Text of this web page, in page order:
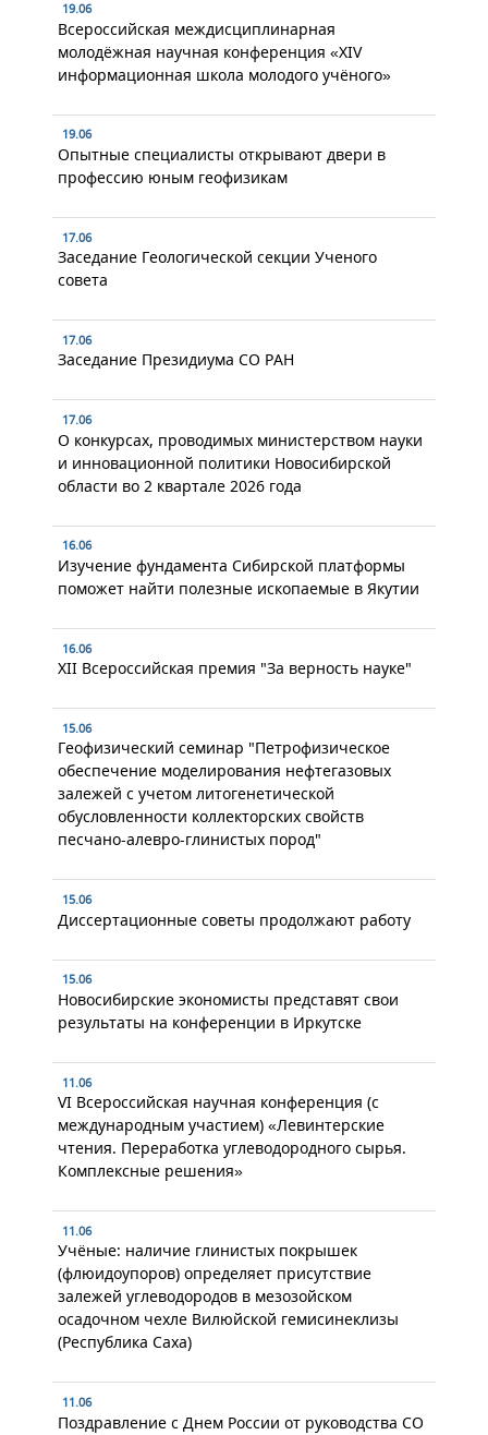
19.06
Всероссийская междисциплинарная
молодёжная научная конференция «XIV
информационная школа молодого учёного»
19.06
Опытные специалисты открывают двери в
профессию юным геофизикам
17.06
Заседание Геологической секции Ученого
совета
17.06
Заседание Президиума СО РАН
17.06
О конкурсах, проводимых министерством науки
и инновационной политики Новосибирской
области во 2 квартале 2026 года
16.06
Изучение фундамента Сибирской платформы
поможет найти полезные ископаемые в Якутии
16.06
XII Всероссийская премия "За верность науке"
15.06
Геофизический семинар "Петрофизическое
обеспечение моделирования нефтегазовых
залежей с учетом литогенетической
обусловленности коллекторских свойств
песчано-алевро-глинистых пород"
15.06
Диссертационные советы продолжают работу
15.06
Новосибирские экономисты представят свои
результаты на конференции в Иркутске
11.06
VI Всероссийская научная конференция (с
международным участием) «Левинтерские
чтения. Переработка углеводородного сырья.
Комплексные решения»
11.06
Учёные: наличие глинистых покрышек
(флюидоупоров) определяет присутствие
залежей углеводородов в мезозойском
осадочном чехле Вилюйской гемисинеклизы
(Республика Саха)
11.06
Поздравление с Днем России от руководства СО